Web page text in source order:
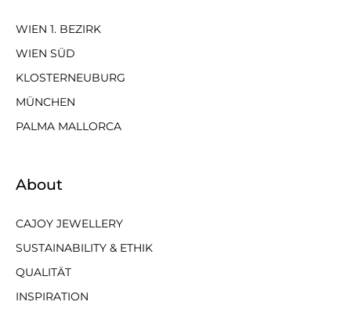
WIEN 1. BEZIRK
WIEN SÜD
KLOSTERNEUBURG
MÜNCHEN
PALMA MALLORCA
About
CAJOY JEWELLERY
SUSTAINABILITY & ETHIK
QUALITÄT
INSPIRATION